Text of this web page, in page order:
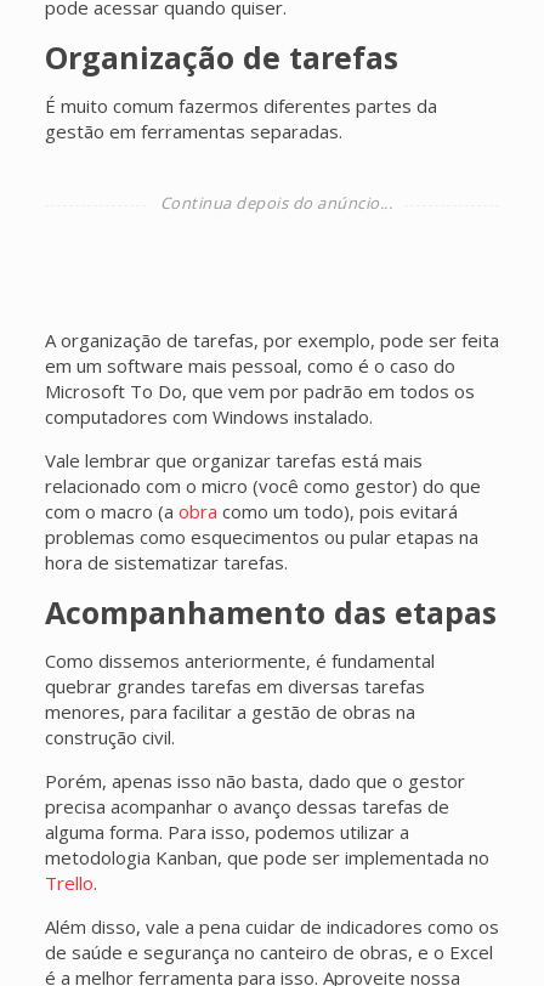
pode acessar quando quiser.
Organização de tarefas
É muito comum fazermos diferentes partes da
gestão em ferramentas separadas.
A organização de tarefas, por exemplo, pode ser feita
em um software mais pessoal, como é o caso do
Microsoft To Do, que vem por padrão em todos os
computadores com Windows instalado.
Vale lembrar que organizar tarefas está mais
relacionado com o micro (você como gestor) do que
com o macro (a obra como um todo), pois evitará
problemas como esquecimentos ou pular etapas na
hora de sistematizar tarefas.
Acompanhamento das etapas
Como dissemos anteriormente, é fundamental
quebrar grandes tarefas em diversas tarefas
menores, para facilitar a gestão de obras na
construção civil.
Porém, apenas isso não basta, dado que o gestor
precisa acompanhar o avanço dessas tarefas de
alguma forma. Para isso, podemos utilizar a
metodologia Kanban, que pode ser implementada no
Trello.
Além disso, vale a pena cuidar de indicadores como os
de saúde e segurança no canteiro de obras, e o Excel
é a melhor ferramenta para isso. Aproveite nossa